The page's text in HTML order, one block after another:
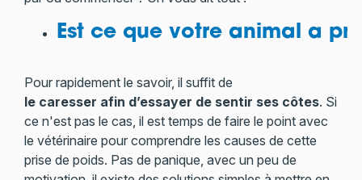
Est ce que votre animal a
Pour rapidement le savoir, il suffit de
le caresser afin d’essayer de sentir ses côtes. Si
ce n'est pas le cas, il est temps de faire le point avec
le vétérinaire pour comprendre les causes de cette
prise de poids. Pas de panique, avec un peu de